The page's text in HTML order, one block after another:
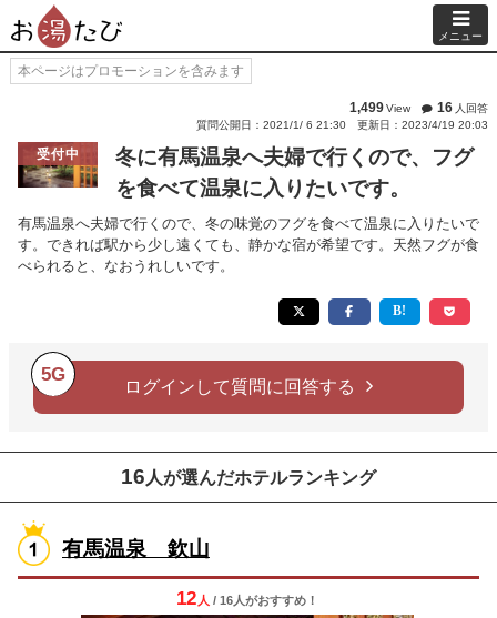
メニュー
本ページはプロモーションを含みます
1,499View 16 人回答
質問公開日：2021/1/ 6 21:30
更新日：2023/4/19 20:03
受付中
冬に有馬温泉へ夫婦で行くので、フグ
を食べて温泉に入りたいです。
有馬温泉へ夫婦で行くので、冬の味覚のフグを食べて温泉に入りたいで
す。できれば駅から少し遠くても、静かな宿が希望です。天然フグが食
べられると、なおうれしいです。
5G
ログインして質問に回答する
16 人が選んだホテルランキング
有馬温泉 欽山
12 人 / 16人がおすすめ！